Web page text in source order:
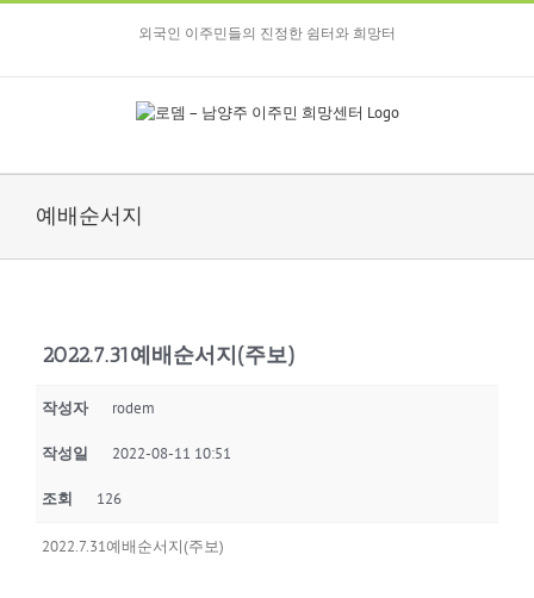
Skip
외국인 이주민들의 진정한 쉼터와 희망터
예배순서지
2022.7.31예배순서지(주보)
작성자 rodem
작성일 2022-08-11 10:51
조회 126
2022.7.31예배순서지(주보)